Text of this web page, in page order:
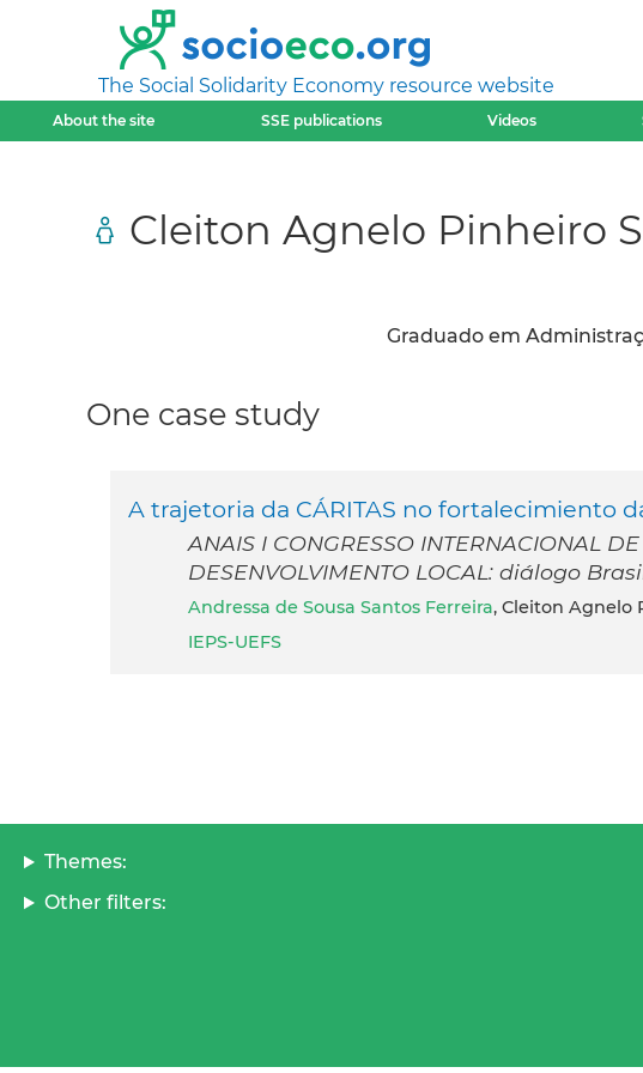
The Social Solidarity Economy resource website
About the site SSE publications Videos
Cleiton Agnelo Pinheiro
Graduado em
One case study
A trajetoria da CÁRITAS no fortalecimiento
ANAIS I CONGRESSO INTERNACIONAL
DESENVOLVIMENTO LOCAL: diálogo
Andressa de Sousa Santos Ferreira, Cleiton Agnelo
IEPS-UEFS
Themes:
Other filters: